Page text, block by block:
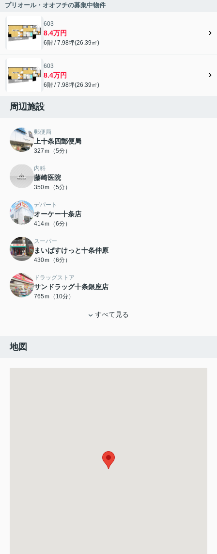
プリオール・オオフチの募集中物件
603
8.4万円
6階 / 7.98坪(26.39㎡)
603
8.4万円
6階 / 7.98坪(26.39㎡)
周辺施設
郵便局
上十条四郵便局
327ｍ（5分）
内科
藤崎医院
350ｍ（5分）
デパート
オーケー十条店
414ｍ（6分）
スーパー
まいばすけっと十条仲原
430ｍ（6分）
ドラッグストア
サンドラッグ十条銀座店
765ｍ（10分）
すべて見る
地図